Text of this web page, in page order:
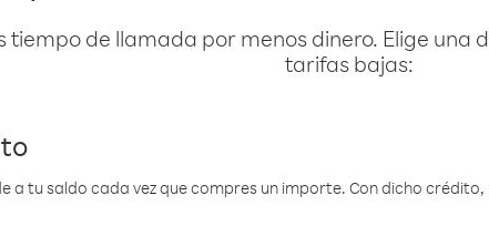
tiempo de llamada por menos dinero. Elige una
tarifas bajas:
a tu saldo cada vez que compres un importe. Con dicho